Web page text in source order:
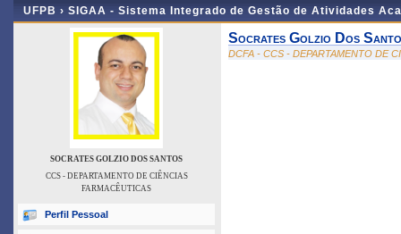
UFPB › SIGAA - Sistema Integrado de Gestão de Atividades
SOCRATES GOLZIO DOS SANTOS
CCS - DEPARTAMENTO DE CIÊNCIAS
FARMACÊUTICAS
Perfil Pessoal
Socrates Golzio Dos
DCFA - CCS - DEPARTAMENTO DE